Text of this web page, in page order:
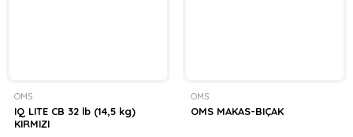
OMS
IQ LITE CB 32 lb (14,5 kg)
KIRMIZI
OMS
OMS MAKAS-BIÇAK